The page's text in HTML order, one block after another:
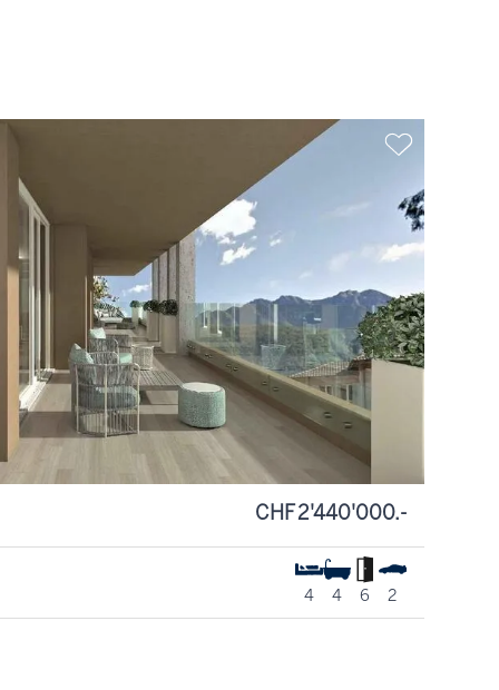
CHF 2'440'000.-
4 4 6 2